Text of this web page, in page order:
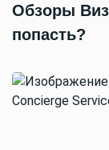
Обзоры
попасть?